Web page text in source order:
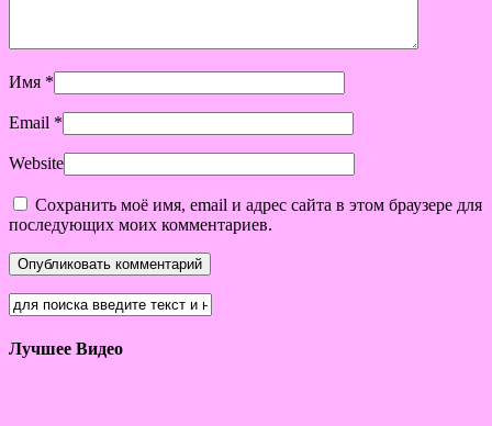
Имя *
Email *
Website
Сохранить моё имя, email и адрес сайта в этом браузере для
последующих моих комментариев.
Лучшее Видео